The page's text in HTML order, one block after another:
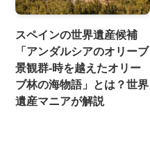
スペインの世界遺産候補
「アンダルシアのオリーブ
景観群-時を越えたオリー
ブ林の海物語」とは？世界
遺産マニアが解説